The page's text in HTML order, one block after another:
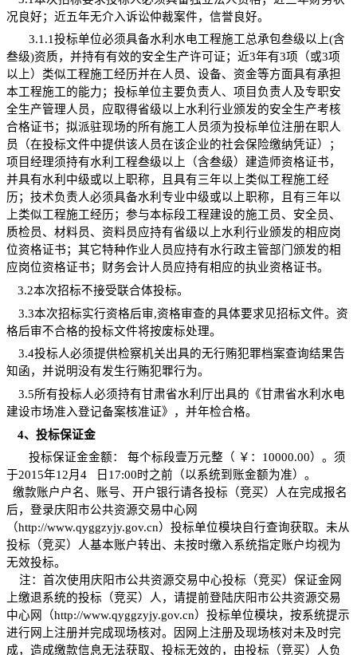
况良好；近五年无介入诉讼仲裁案件，信誉良好。
3.1.1投标单位必须具备水利水电工程施工总承包叁级以上(含
叁级)资质，并持有有效的安全生产许可证；近3年有3项（或3项
以上）类似工程施工经历并在人员、设备、资金等方面具有承担
本工程施工的能力；投标单位主要负责人、项目负责人及专职安
全生产管理人员，应取得省级以上水利行业颁发的安全生产考核
合格证书；拟派驻现场的所有施工人员须为投标单位注册在职人
员（在投标文件中提供该人员在该企业的社会保险缴纳凭证）；
项目经理须持有水利工程叁级以上（含叁级）建造师资格证书，
并具有水利中级或以上职称，且具有三年以上类似工程施工经
历；技术负责人必须具备水利专业中级或以上职称，且有三年以
上类似工程施工经历；参与本标段工程建设的施工员、安全员、
质检员、材料员、资料员应持有省级以上水利行业颁发的相应岗
位资格证书；其它特种作业人员应持有水行政主管部门颁发的相
应岗位资格证书；财务会计人员应持有相应的执业资格证书。
3.2本次招标不接受联合体投标。
3.3本次招标实行资格后审,资格审查的具体要求见招标文件。资
格后审不合格的投标文件将按废标处理。
3.4投标人必须提供检察机关出具的无行贿犯罪档案查询结果告
知函，并说明没有发生行贿犯罪行为。
3.5所有投标人必须持有甘肃省水利厅出具的《甘肃省水利水电
建设市场准入登记备案核准证》，并年检合格。
4、投标保证金
投标保证金金额： 每个标段壹万元整（ ￥： 10000.00）。须
于2015年12月 4 日 17:00时之前（以系统到账金额为准）。
缴款账户户名、账号、开户银行请各投标（竞买）人在完成报名
后，登录庆阳市公共资源交易中心网
（http://www.qyggzyjy.gov.cn）投标单位模块自行查询获取。未从
投标（竞买）人基本账户转出、未按时缴入系统指定账户均视为
无效投标。
注：首次使用庆阳市公共资源交易中心投标（竞买）保证金网
上缴退系统的投标（竞买）人，请提前登陆庆阳市公共资源交易
中心网（http://www.qyggzyjy.gov.cn）投标单位模块，按系统提示
进行网上注册并完成现场核对。因网上注册及现场核对未及时完
成，造成缴款信息无法获取、投标无效的，由投标（竞买）人负